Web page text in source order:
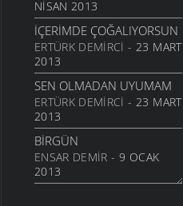
İNANMIŞTIN
26 HAZIRAN 2011
MANILER
10 HAZIRAN 2011
SÜRDÜM ATIMI
3 HAZIRAN 2011
ARKADAŞ
1 HAZIRAN 2011
ŞIIRIM
31 MAYIS 2011
NISAN 2013
İÇERIMDE ÇOĞALIYORSUN
ERTÜRK DEMIRCI - 23 MART
2013
SEN OLMADAN UYUMAM
ERTÜRK DEMIRCI - 23 MART
2013
BIRGÜN
ENSAR DEMIR - 9 OCAK
2013